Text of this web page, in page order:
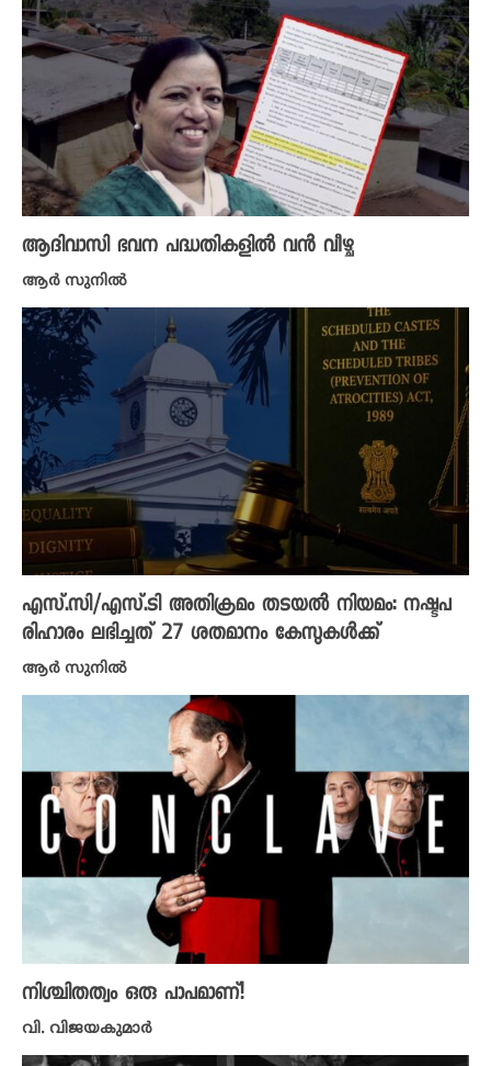
ആദിവാസി ഭവന പദ്ധതികളില്‍ വന്‍ വീഴ്ച
ആർ സുനിൽ
എസ്.സി/എസ്.ടി അതിക്രമം തടയല്‍ നിയമം: നഷ്ടപ
രിഹാരം ലഭിച്ചത് 27 ശതമാനം കേസുകള്‍ക്ക്
ആര്‍ സുനില്‍
നിശ്ചിതത്വം ഒരു പാപമാണ്!
വി. വിജയകുമാർ